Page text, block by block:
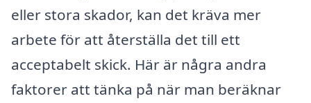
eller stora skador, kan det kräva mer
arbete för att återställa det till ett
acceptabelt skick. Här är några andra
faktorer att tänka på när man beräknar